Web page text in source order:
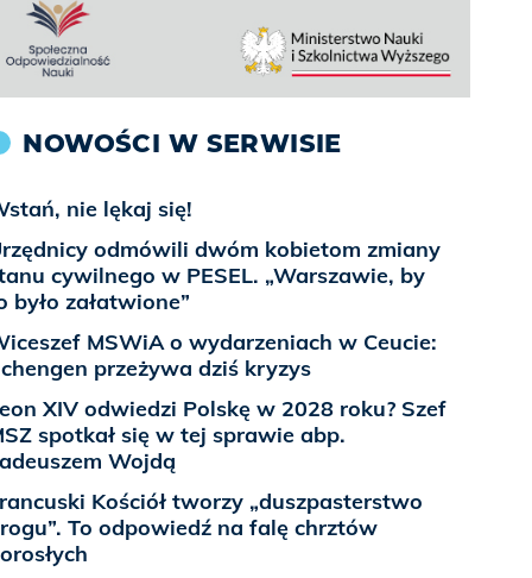
NOWOŚCI W SERWISIE
nie lękaj się!
odmówili dwóm kobietom zmiany
cywilnego w PESEL. „Warszawie, by
było załatwione”
MSWiA o wydarzeniach w Ceucie:
przeżywa dziś kryzys
XIV odwiedzi Polskę w 2028 roku? Szef
spotkał się w tej sprawie abp.
Wojdą
Kościół tworzy „duszpasterstwo
To odpowiedź na falę chrztów